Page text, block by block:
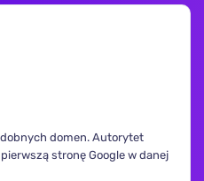
domen. Autorytet
stronę Google w danej